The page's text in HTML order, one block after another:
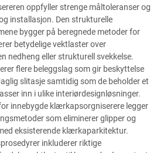
oppfyller strenge måltoleranser og
installasjon. Den strukturelle
bygger på beregnede metoder for
betydelige vektlaster over
nedheng eller strukturell svekkelse.
flere beleggslag som gir beskyttelse
slitasje samtidig som de beholder et
inn i ulike interiørdesignløsninger.
innebygde klærkapsorgniserere legger
som eliminerer glipper og
eksisterende klærkaparkitektur.
inkluderer riktige